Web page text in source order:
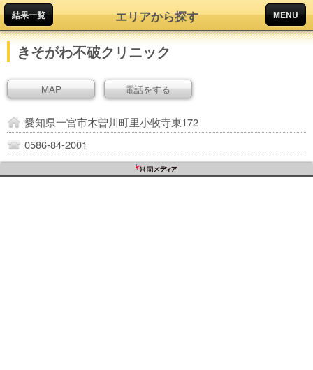
結果一覧 エリアから探す MENU
きそがわ不破クリニック
MAP 電話をする
愛知県一宮市木曽川町里小牧寺東172
0586-84-2001